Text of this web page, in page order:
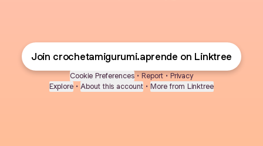
Join crochetamigurumi.aprende on Linktree
Cookie Preferences • Report • Privacy
Explore • About this account • More from Linktree